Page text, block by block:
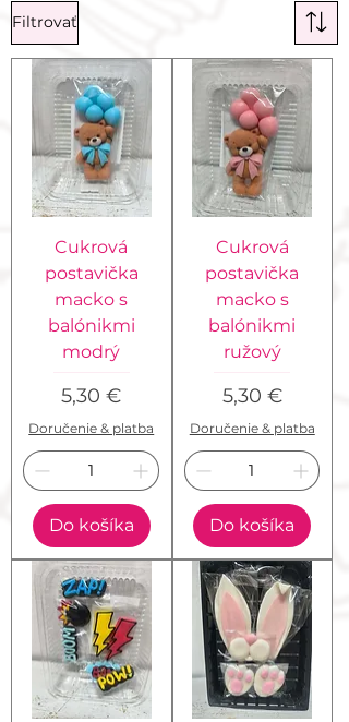
Filtrovať
Cukrová
postavička
macko s
balónikmi
modrý
Cena
5,30 €
Doručenie & platba
Do košíka
Cukrová
postavička
macko s
balónikmi
ružový
Cena
5,30 €
Doručenie & platba
Do košíka